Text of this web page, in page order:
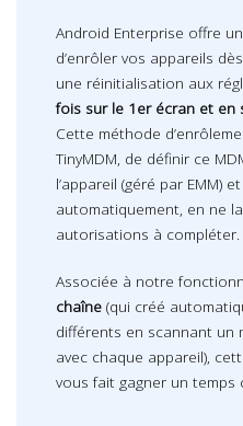
Android Enterprise offre
d’enrôler vos appareils
une réinitialisation aux
fois sur le 1er écran et en
Cette méthode
TinyMDM, de définir ce
l’appareil (géré par EMM)
automatiquement, en ne
autorisations à compléter.
Associée à notre
chaîne(qui créé
différents en scannant un
avec chaque appareil),
vous fait gagner un temps